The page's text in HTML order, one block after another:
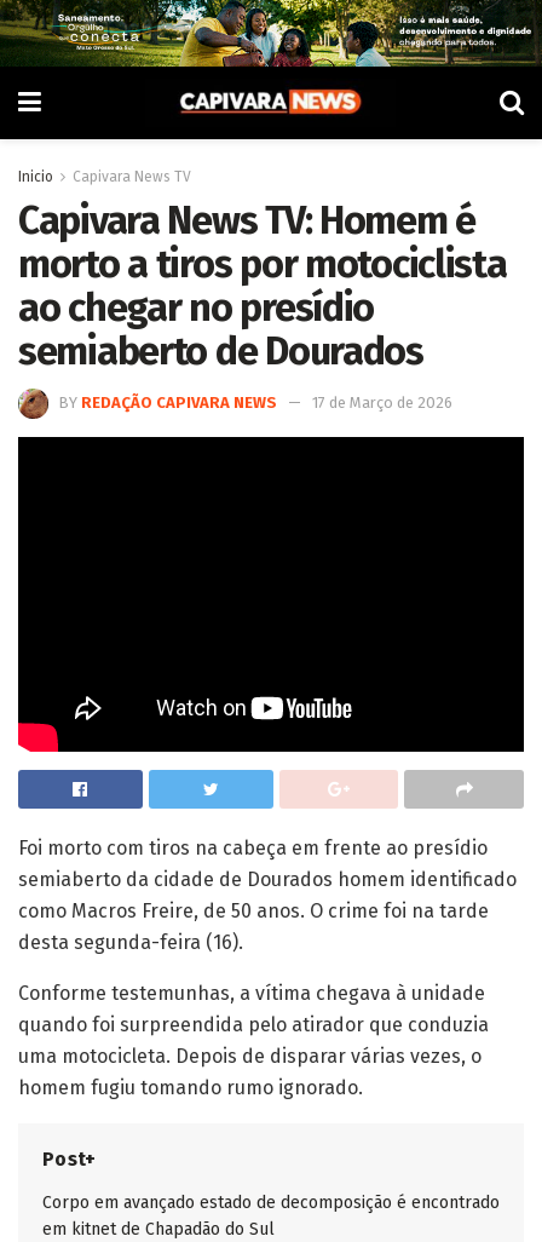
Inicio Capivara News TV
Capivara News TV: Homem é
morto a tiros por motociclista
ao chegar no presídio
semiaberto de Dourados
BY REDAÇÃO CAPIVARA NEWS 17 de Março de 2026
Foi morto com tiros na cabeça em frente ao presídio
semiaberto da cidade de Dourados homem identificado
como Macros Freire, de 50 anos. O crime foi na tarde
desta segunda-feira (16).
Conforme testemunhas, a vítima chegava à unidade
quando foi surpreendida pelo atirador que conduzia
uma motocicleta. Depois de disparar várias vezes, o
homem fugiu tomando rumo ignorado.
Post+
Corpo em avançado estado de decomposição é encontrado
em kitnet de Chapadão do Sul